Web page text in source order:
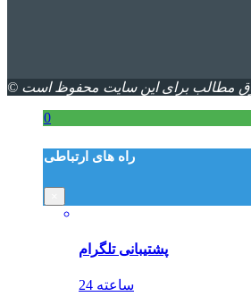
0
راه های ارتباطی
پشتیبانی تلگرام
24 ساعته